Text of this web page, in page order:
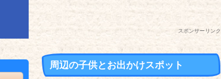
スポンサーリンク
周辺の子供とお出かけスポット